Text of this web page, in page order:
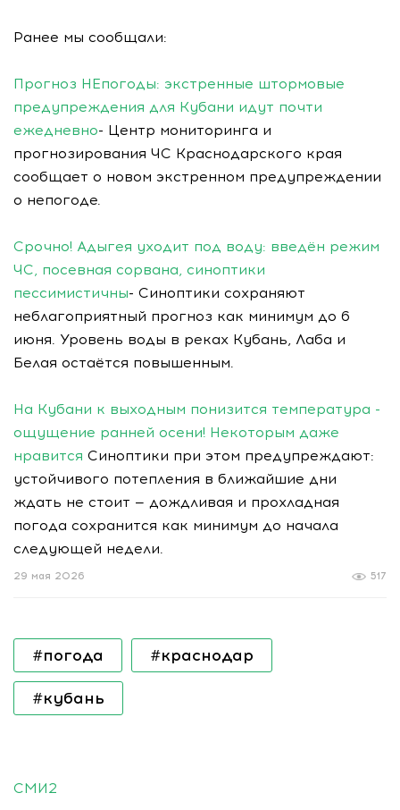
Ранее мы сообщали:
Прогноз НЕпогоды: экстренные штормовые
предупреждения для Кубани идут почти
ежедневно- Центр мониторинга и
прогнозирования ЧС Краснодарского края
сообщает о новом экстренном предупреждении
о непогоде.
Срочно! Адыгея уходит под воду: введён режим
ЧС, посевная сорвана, синоптики
пессимистичны- Синоптики сохраняют
неблагоприятный прогноз как минимум до 6
июня. Уровень воды в реках Кубань, Лаба и
Белая остаётся повышенным.
На Кубани к выходным понизится температура -
ощущение ранней осени! Некоторым даже
нравится Синоптики при этом предупреждают:
устойчивого потепления в ближайшие дни
ждать не стоит — дождливая и прохладная
погода сохранится как минимум до начала
следующей недели.
517
29 мая 2026
#погода #краснодар
#кубань
СМИ2